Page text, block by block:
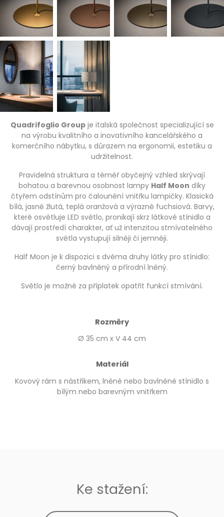
Quadrifoglio Groupje italská společnost specializující se
na výrobu kvalitního a inovativního kancelářského a
komerčního nábytku, s důrazem na ergonomii, estetiku a
udržitelnost.
Pravidelná struktura a téměř obyčejný vzhled skrývají
bohatou a barevnou osobnost lampy Half Moon díky
čtyřem odstínům pro čalounění vnitřku lampičky. Klasická
bílá, jasně žlutá, teplá oranžová a výrazně fuchsiová. Barvy,
které osvětluje LED světlo, pronikají skrz látkové stínidlo a
dávají prostředí charakter, ať už intenzitou stmívatelného
světla vystupují silněji či jemněji.
Half Moon je k dispozici s dvěma druhy látky pro stínidlo:
černý bavlněný a přírodní lněný.
Světlo je možné za příplatek opatřit funkcí stmívání.
Rozměry
Ø 35 cm x V 44 cm
Materiál
Kovový rám s nástřikem, lněné nebo bavlněné stínidlo s
bílým nebo barevným vnitřkem
Ke stažení: